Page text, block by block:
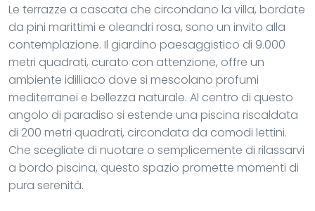
Le terrazze a cascata che circondano la villa, bordate
da pini marittimi e oleandri rosa, sono un invito alla
contemplazione. Il giardino paesaggistico di 9.000
metri quadrati, curato con attenzione, offre un
ambiente idilliaco dove si mescolano profumi
mediterranei e bellezza naturale. Al centro di questo
angolo di paradiso si estende una piscina riscaldata
di 200 metri quadrati, circondata da comodi lettini.
Che scegliate di nuotare o semplicemente di rilassarvi
a bordo piscina, questo spazio promette momenti di
pura serenità.